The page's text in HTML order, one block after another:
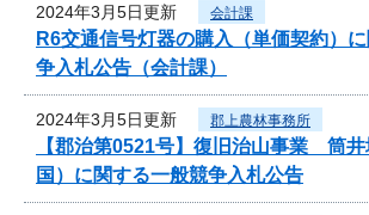
2024年3月5日更新 会計課
R6交通信号灯器の購入（単価契約）
争入札公告（会計課）
2024年3月5日更新 郡上農林事務所
【郡治第0521号】復旧治山事業 筒井
国）に関する一般競争入札公告